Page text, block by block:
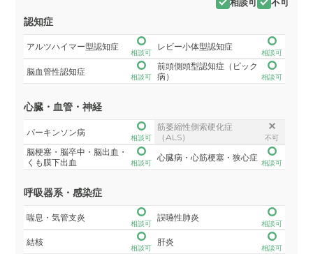
認知症
アルツハイマー型認知症
相談可
レビー小体型認知症
相談可
脳血管性認知症
相談可
前頭側頭型認知症（ピック
病）
相談可
心臓・血管・神経
パーキンソン病
相談可
筋萎縮性側索硬化症
（ALS）
不可
脳梗塞・脳卒中・脳出血・
くも膜下出血
相談可
心臓病・心筋梗塞・狭心症
相談可
呼吸器系・感染症
喘息・気管支炎
相談可
誤嚥性肺炎
相談可
結核
相談可
肝炎
相談可